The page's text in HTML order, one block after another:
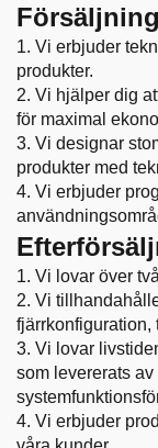
1. Vi erbjuder
produkter.
2. Vi hjälper dig
för maximal
3. Vi designar
produkter med
4. Vi erbjuder
1. Vi lovar över
2. Vi
fjärrkonfiguration,
3. Vi lovar
som levererats
4. Vi erbjuder